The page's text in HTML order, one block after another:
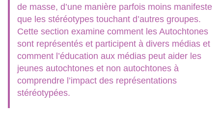
de masse, d’une manière parfois moins manifeste
que les stéréotypes touchant d’autres groupes.
Cette section examine comment les Autochtones
sont représentés et participent à divers médias et
comment l’éducation aux médias peut aider les
jeunes autochtones et non autochtones à
comprendre l’impact des représentations
stéréotypées.